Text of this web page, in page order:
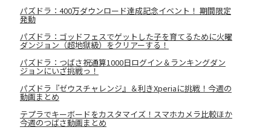
パズドラ：400万ダウンロード達成記念イベント！ 期間限定
発動
パズドラ：ゴッドフェスでゲットした子を育てるために火曜
ダンジョン（超地獄級）をクリアーする！
パズドラ：つばさ祝通算1000日ログイン＆ランキングダン
ジョンにいざ挑戦っ！
パズドラ『ゼウスチャレンジ』＆利きXperiaに挑戦！今週の
動画まとめ
テプラでキーボードをカスタマイズ！スマホカメラ比較ほか
今週のつばさ動画まとめ